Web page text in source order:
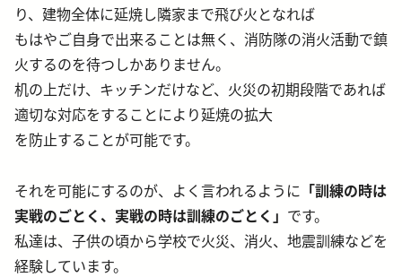
り、建物全体に延焼し隣家まで飛び火となれば
もはやご自身で出来ることは無く、消防隊の消火活動で鎮
火するのを待つしかありません。
机の上だけ、キッチンだけなど、火災の初期段階であれば
適切な対応をすることにより延焼の拡大
を防止することが可能です。
それを可能にするのが、よく言われるように 「訓練の時は
実戦のごとく、実戦の時は訓練のごとく」 です。
私達は、子供の頃から学校で火災、消火、地震訓練などを
経験しています。